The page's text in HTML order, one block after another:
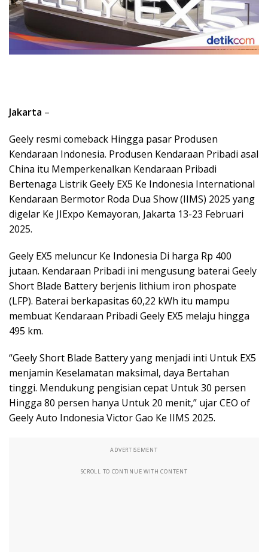
Jakarta –
Geely resmi comeback Hingga pasar Produsen
Kendaraan Indonesia. Produsen Kendaraan Pribadi asal
China itu Memperkenalkan Kendaraan Pribadi
Bertenaga Listrik Geely EX5 Ke Indonesia International
Kendaraan Bermotor Roda Dua Show (IIMS) 2025 yang
digelar Ke JIExpo Kemayoran, Jakarta 13-23 Februari
2025.
Geely EX5 meluncur Ke Indonesia Di harga Rp 400
jutaan. Kendaraan Pribadi ini mengusung baterai Geely
Short Blade Battery berjenis lithium iron phospate
(LFP). Baterai berkapasitas 60,22 kWh itu mampu
membuat Kendaraan Pribadi Geely EX5 melaju hingga
495 km.
“Geely Short Blade Battery yang menjadi inti Untuk EX5
menjamin Keselamatan maksimal, daya Bertahan
tinggi. Mendukung pengisian cepat Untuk 30 persen
Hingga 80 persen hanya Untuk 20 menit,” ujar CEO of
Geely Auto Indonesia Victor Gao Ke IIMS 2025.
ADVERTISEMENT
SCROLL TO CONTINUE WITH CONTENT